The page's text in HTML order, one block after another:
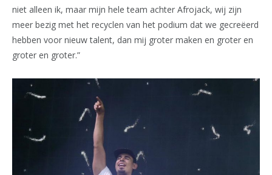
niet alleen ik, maar mijn hele team achter Afrojack, wij zijn
meer bezig met het recyclen van het podium dat we gecreëerd
hebben voor nieuw talent, dan mij groter maken en groter en
groter en groter.”